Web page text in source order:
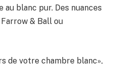
blanc pur. Des nuances
& Ball ou
de votre chambre blanc»,